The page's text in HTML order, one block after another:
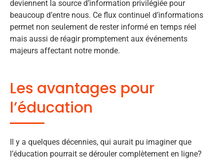
deviennent la source d’information privilégiée pour
beaucoup d’entre nous. Ce flux continuel d’informations
permet non seulement de rester informé en temps réel
mais aussi de réagir promptement aux événements
majeurs affectant notre monde.
Les avantages pour
l’éducation
Il y a quelques décennies, qui aurait pu imaginer que
l’éducation pourrait se dérouler complètement en ligne?